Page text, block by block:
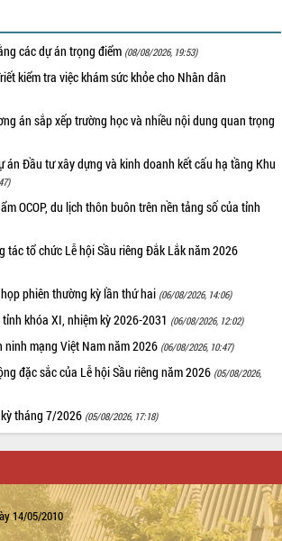
các dự án trọng điểm (08/08/2026, 19:53)
kiểm tra việc khám sức khỏe cho Nhân dân
án sắp xếp trường học và nhiều nội dung quan trọng
án Đầu tư xây dựng và kinh doanh kết cấu hạ tầng Khu
OCOP, du lịch thôn buôn trên nền tảng số của tỉnh
tác tổ chức Lễ hội Sầu riêng Đắk Lắk năm 2026
phiên thường kỳ lần thứ hai (06/08/2026, 14:06)
khóa XI, nhiệm kỳ 2026-2031 (06/08/2026, 12:02)
mạng Việt Nam năm 2026 (06/08/2026, 10:47)
đặc sắc của Lễ hội Sầu riêng năm 2026 (05/08/2026,
tháng 7/2026 (05/08/2026, 17:18)
14/05/2010